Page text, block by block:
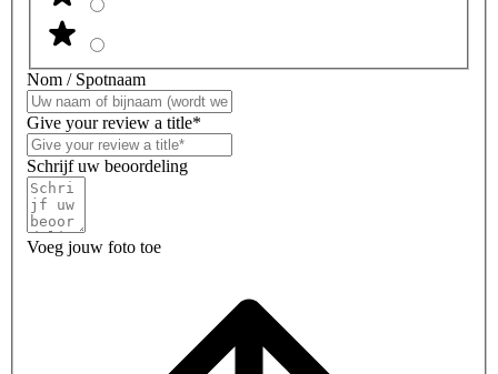
Nom / Spotnaam
Give your review a title*
Schrijf uw beoordeling
Voeg jouw foto toe